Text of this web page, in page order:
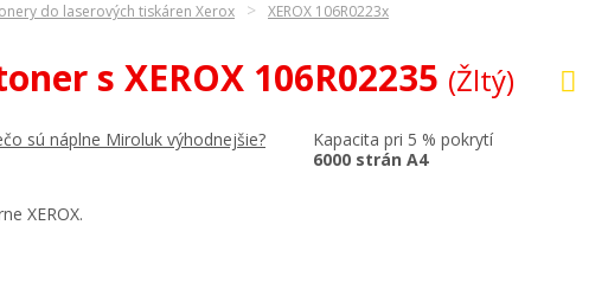
do laserových tiskáren Xerox XEROX 106R0223x
s XEROX 106R02235 (Žltý)
sú náplne Miroluk výhodnejšie?
Kapacita pri 5 % pokrytí
6000 strán A4
XEROX.